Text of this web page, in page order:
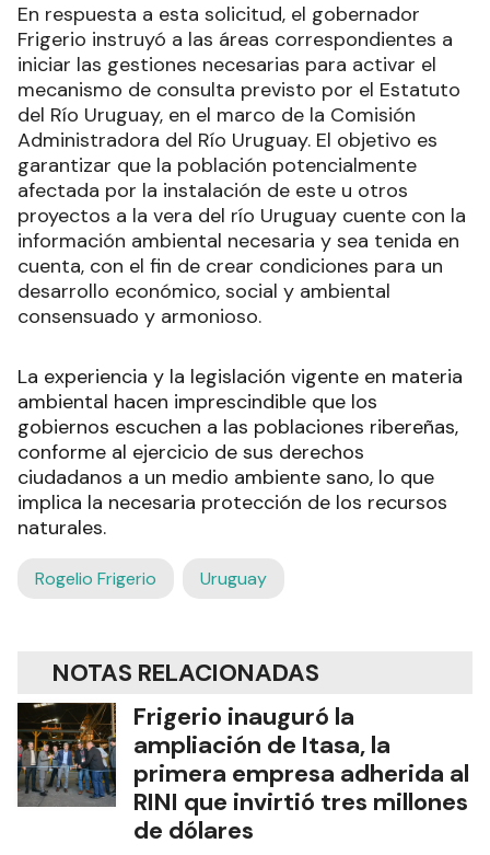
En respuesta a esta solicitud, el gobernador
Frigerio instruyó a las áreas correspondientes a
iniciar las gestiones necesarias para activar el
mecanismo de consulta previsto por el Estatuto
del Río Uruguay, en el marco de la Comisión
Administradora del Río Uruguay. El objetivo es
garantizar que la población potencialmente
afectada por la instalación de este u otros
proyectos a la vera del río Uruguay cuente con la
información ambiental necesaria y sea tenida en
cuenta, con el fin de crear condiciones para un
desarrollo económico, social y ambiental
consensuado y armonioso.
La experiencia y la legislación vigente en materia
ambiental hacen imprescindible que los
gobiernos escuchen a las poblaciones ribereñas,
conforme al ejercicio de sus derechos
ciudadanos a un medio ambiente sano, lo que
implica la necesaria protección de los recursos
naturales.
Rogelio Frigerio Uruguay
NOTAS RELACIONADAS
Frigerio inauguró la
ampliación de Itasa, la
primera empresa adherida al
RINI que invirtió tres millones
de dólares